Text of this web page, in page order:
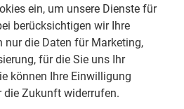
Details
kombiniert):
kWh/100km
entladener Batterie
elektrischem Betrieb
100km
ein, um unsere Dienste für
berücksichtigen wir Ihre
nur die Daten für Marketing,
für die Sie uns Ihr
können Ihre Einwilligung
die Zukunft widerrufen.